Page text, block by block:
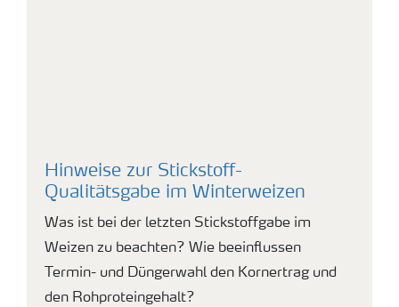
Hinweise zur Stickstoff-
Qualitätsgabe im Winterweizen
Was ist bei der letzten Stickstoffgabe im
Weizen zu beachten? Wie beeinflussen
Termin- und Düngerwahl den Kornertrag und
den Rohproteingehalt?